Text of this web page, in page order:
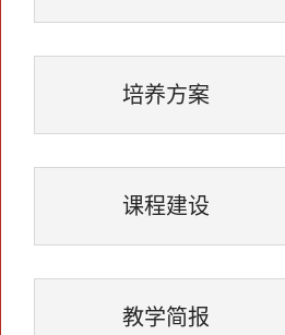
培养方案
课程建设
教学简报